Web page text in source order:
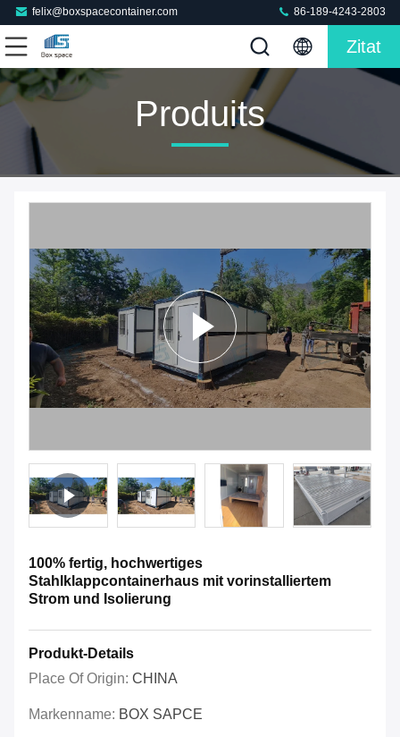
felix@boxspacecontainer.com 86-189-4243-2803
Zitat
Produits
100% fertig, hochwertiges
Stahlklappcontainerhaus mit vorinstalliertem
Strom und Isolierung
Produkt-Details
Place Of Origin: CHINA
Markenname: BOX SAPCE